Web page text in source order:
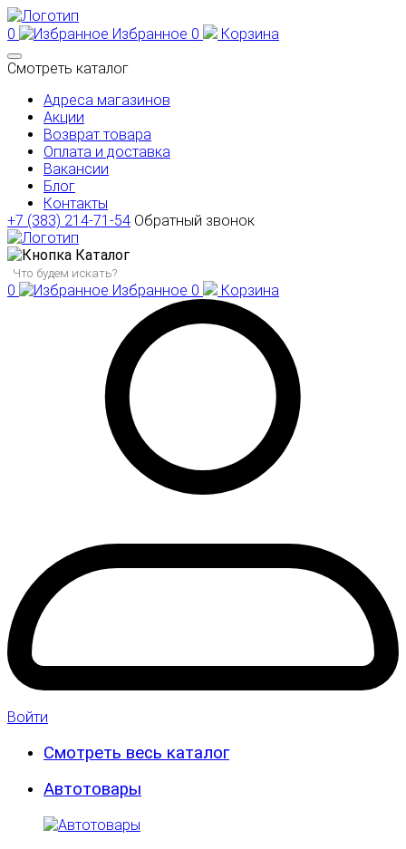
0 Избранное 0
Корзина
Смотреть каталог
Адреса магазинов
Акции
Возврат товара
Оплата и доставка
Вакансии
Блог
Контакты
+7 (383) 214-71-54 Обратный звонок
Каталог
0 Избранное 0 Корзина
Войти
Смотреть весь каталог
Автотовары